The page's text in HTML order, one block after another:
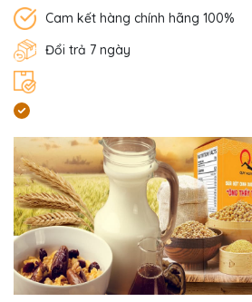
Cam kết hàng chính hãng 100%
Đổi trả 7 ngày